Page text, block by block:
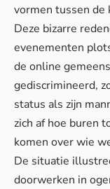
vormen tussen de
Deze bizarre
evenementen
de online
gediscrimineerd,
status als zijn
zich af hoe buren
komen over wie
De situatie
doorwerken in